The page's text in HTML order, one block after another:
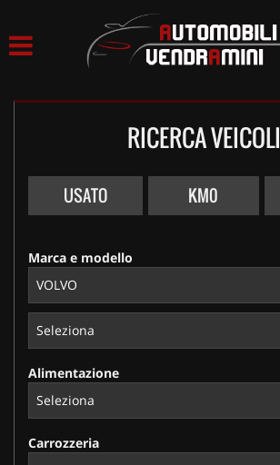
ASSISTENZA
RICERCA VEICOLI
USATO KM0
Marca e modello
Alimentazione
Carrozzeria